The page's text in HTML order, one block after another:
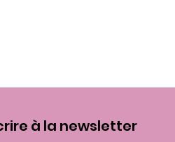
à la newsletter